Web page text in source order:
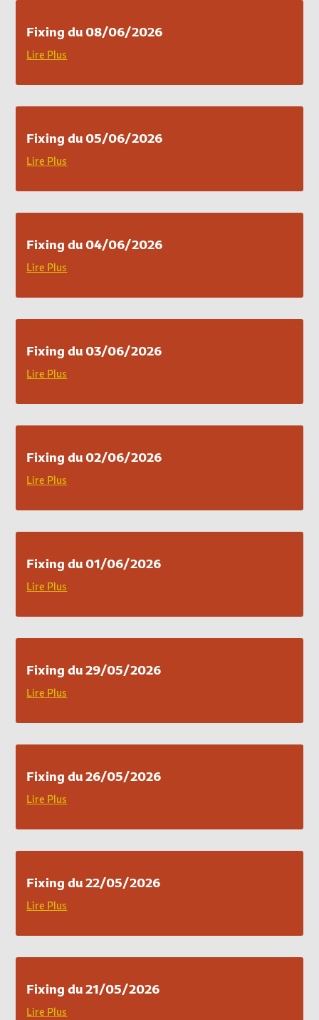
Fixing du 08/06/2026
Lire Plus
Fixing du 05/06/2026
Lire Plus
Fixing du 04/06/2026
Lire Plus
Fixing du 03/06/2026
Lire Plus
Fixing du 02/06/2026
Lire Plus
Fixing du 01/06/2026
Lire Plus
Fixing du 29/05/2026
Lire Plus
Fixing du 26/05/2026
Lire Plus
Fixing du 22/05/2026
Lire Plus
Fixing du 21/05/2026
Lire Plus